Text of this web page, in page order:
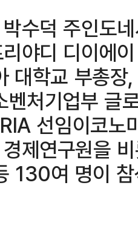
수덕 주인도
리야디 디이
대학교 부총장
벤처기업부 글
선임이코노
제연구원을 비
130여 명이